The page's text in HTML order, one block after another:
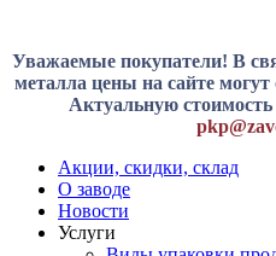
Уважаемые покупатели! В
металла цены на сайте
Актуальную
Акции, скидки, склад
О заводе
Новости
Услуги